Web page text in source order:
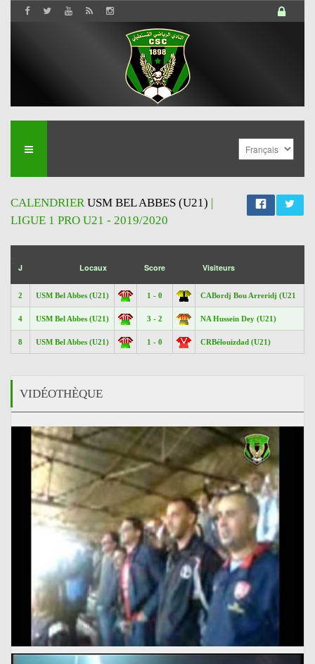
CALENDRIERUSM BEL ABBES (U21) |
LIGUE 1 PRO U21 - 2019/2020
J Locaux Score Visiteurs
2 USM Bel Abbes (U21) 1 - 0 CABordj Bou Arreridj (U21
4 USM Bel Abbes (U21) 3 - 2 NA Hussein Dey (U21)
8 USM Bel Abbes (U21) 1 - 0 CRBélouizdad (U21)
VIDÉOTHÈQUE